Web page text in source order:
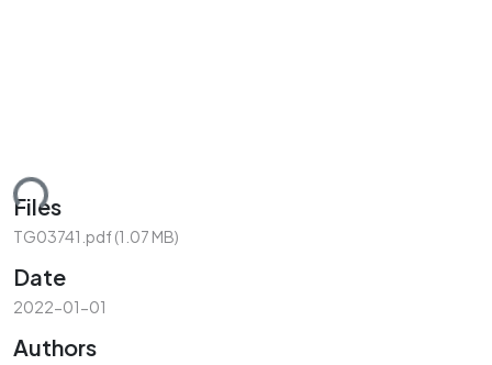
Files
TG03741.pdf(1.07 MB)
Date
2022-01-01
Authors